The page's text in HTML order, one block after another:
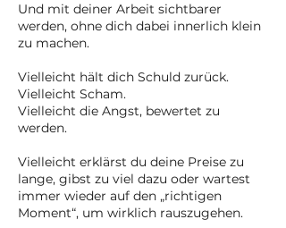
Und mit deiner Arbeit sichtbarer
werden, ohne dich dabei innerlich klein
zu machen.
Vielleicht hält dich Schuld zurück.
Vielleicht Scham.
Vielleicht die Angst, bewertet zu
werden.
Vielleicht erklärst du deine Preise zu
lange, gibst zu viel dazu oder wartest
immer wieder auf den „richtigen
Moment“, um wirklich rauszugehen.